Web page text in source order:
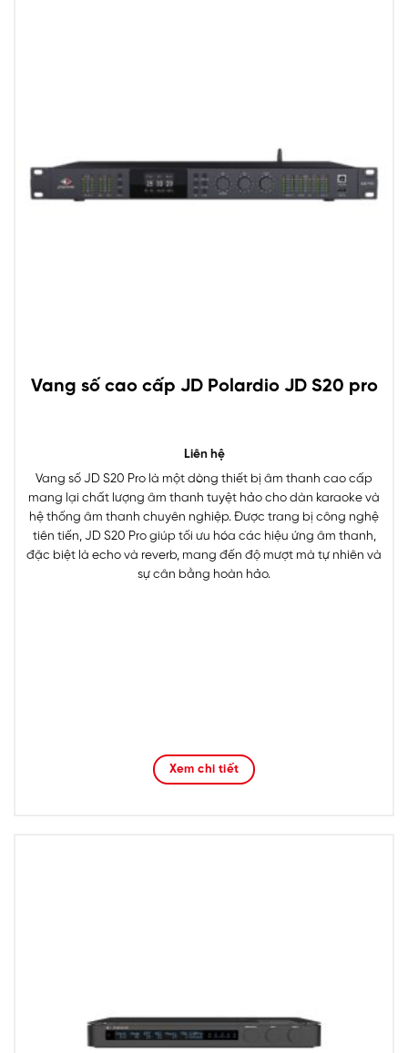
Vang số cao cấp JD Polardio JD S20 pro
Liên hệ
Vang số JD S20 Pro là một dòng thiết bị âm thanh cao cấp
mang lại chất lượng âm thanh tuyệt hảo cho dàn karaoke và
hệ thống âm thanh chuyên nghiệp. Được trang bị công nghệ
tiên tiến, JD S20 Pro giúp tối ưu hóa các hiệu ứng âm thanh,
đặc biệt là echo và reverb, mang đến độ mượt mà tự nhiên và
sự cân bằng hoàn hảo.
Xem chi tiết